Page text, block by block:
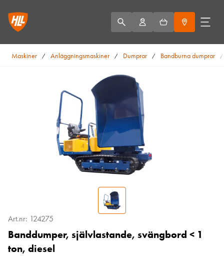
Maskiner / Anläggningsmaskiner / Dumprar / Bandburna dumprar
Art.nr: 124275
Banddumper, självlastande, svängbord < 1
ton, diesel